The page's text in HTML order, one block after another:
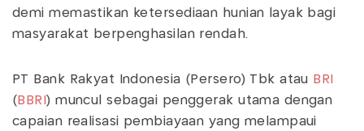
demi memastikan ketersediaan hunian layak bagi
masyarakat berpenghasilan rendah.
PT Bank Rakyat Indonesia (Persero) Tbk atau BRI
( BBRI ) muncul sebagai penggerak utama dengan
capaian realisasi pembiayaan yang melampaui